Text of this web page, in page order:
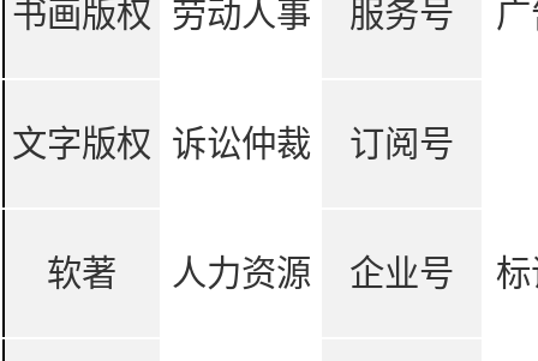
书画版权 劳动人事 服务号
文字版权 诉讼仲裁 订阅号
软著 人力资源 企业号